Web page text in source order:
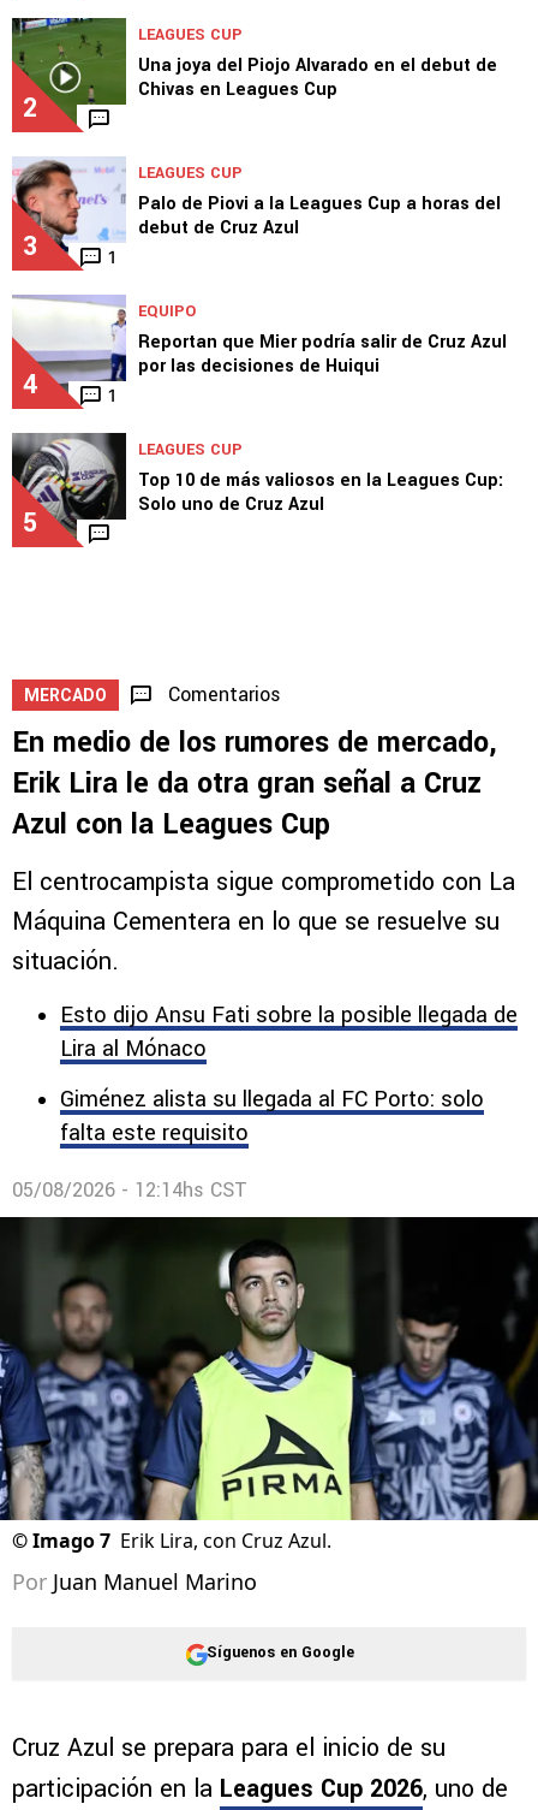
2
LEAGUES CUP
Una joya del Piojo Alvarado en el debut de
Chivas en Leagues Cup
3 1
LEAGUES CUP
Palo de Piovi a la Leagues Cup a horas del
debut de Cruz Azul
4 1
EQUIPO
Reportan que Mier podría salir de Cruz Azul
por las decisiones de Huiqui
5
LEAGUES CUP
Top 10 de más valiosos en la Leagues Cup:
Solo uno de Cruz Azul
MERCADO Comentarios
En medio de los rumores de mercado,
Erik Lira le da otra gran señal a Cruz
Azul con la Leagues Cup
El centrocampista sigue comprometido con La
Máquina Cementera en lo que se resuelve su
situación.
Esto dijo Ansu Fati sobre la posible llegada de
Lira al Mónaco
Giménez alista su llegada al FC Porto: solo
falta este requisito
05/08/2026 - 12:14hs CST
©Imago 7 Erik Lira, con Cruz Azul.
Por Juan Manuel Marino
Síguenos en Google
Cruz Azul se prepara para el inicio de su
participación en la Leagues Cup 2026, uno de